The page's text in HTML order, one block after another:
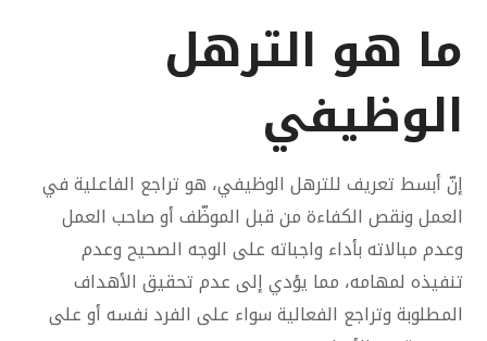
ما هو الترهل
الوظيفي
إنّ أبسط تعريف للترهل الوظيفي، هو تراجع الفاعلية في
العمل ونقص الكفاءة من قبل الموظّف أو صاحب العمل
وعدم مبالاته بأداء واجباته على الوجه الصحيح وعدم
تنفيذه لمهامه، مما يؤدي إلى عدم تحقيق الأهداف
المطلوبة وتراجع الفعالية سواء على الفرد نفسه أو على